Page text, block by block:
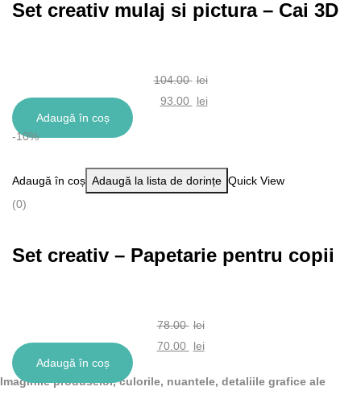
Set creativ mulaj si pictura – Cai 3D
104.00 lei
Prețul
104.00 lei.
93.00
lei
93.00 lei.
Adaugă în coș
-10%
Adaugă în coș Adaugă la lista de dorințe Quick View
(0)
Set creativ – Papetarie pentru copii
78.00 lei
Prețul
a
70.00
lei
curent
Adaugă în coș
Imaginile produselor, culorile, nuantele, detaliile grafice ale